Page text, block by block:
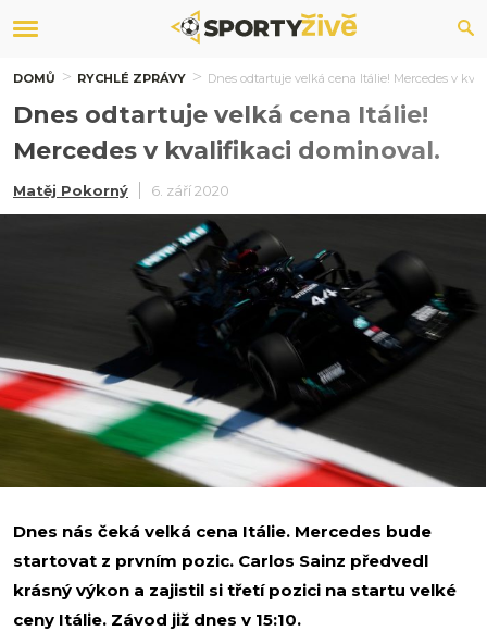
DOMŮ RYCHLÉ ZPRÁVY Dnes odtartuje velká cena Itálie! Mercedes v
Dnes odtartuje velká cena Itálie!
Mercedes v kvalifikaci dominoval.
Matěj Pokorný 6. září 2020
Dnes nás čeká velká cena Itálie. Mercedes bude
startovat z prvním pozic. Carlos Sainz předvedl
krásný výkon a zajistil si třetí pozici na startu velké
ceny Itálie. Závod již dnes v 15:10.